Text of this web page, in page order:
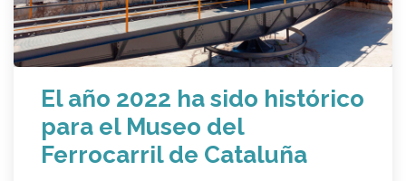
El año 2022 ha sido histórico
para el Museo del
Ferrocarril de Cataluña